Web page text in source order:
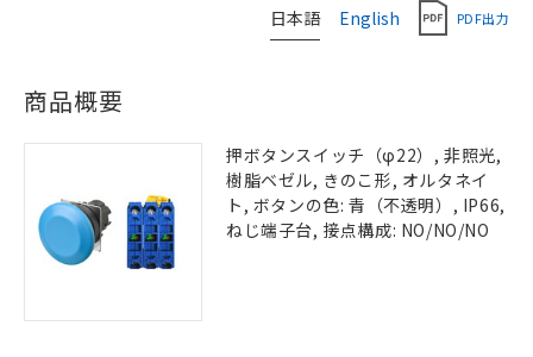
日本語 English PDF出力
商品概要
押ボタンスイッチ（φ22）, 非照光,
樹脂ベゼル, きのこ形, オルタネイ
ト, ボタンの色: 青（不透明）, IP66,
ねじ端子台, 接点構成: NO/NO/NO